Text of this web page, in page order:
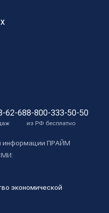
62-688-800-333-50-50
из РФ бесплатно
информации ПРАЙМ
экономической